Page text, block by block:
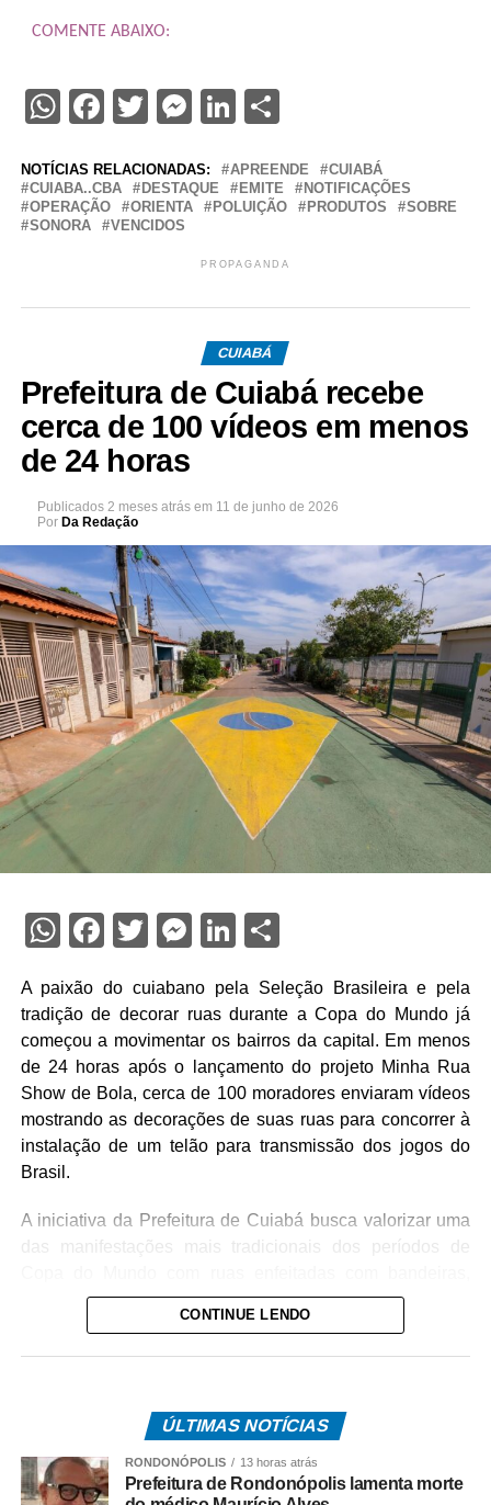
COMENTE ABAIXO:
WhatsApp
Facebook
TwitterMessenger
LinkedIn
NOTÍCIAS RELACIONADAS: APREENDE
CUIABÁ
CUIABA..CBA
DESTAQUE EMITE
NOTIFICAÇÕES
OPERAÇÃO
ORIENTA POLUIÇÃO PRODUTOS
SOBRE
SONORA
VENCIDOS
PROPAGANDA
CUIABÁ
Prefeitura de Cuiabá recebe
cerca de 100 vídeos em menos
de 24 horas
Publicados 2 meses atrás em 11 de junho de 2026
Por Da Redação
WhatsApp
Facebook
Twitter
Messenger
LinkedIn
Share
A paixão do cuiabano pela Seleção Brasileira e pela
tradição de decorar ruas durante a Copa do Mundo já
começou a movimentar os bairros da capital. Em menos
de 24 horas após o lançamento do projeto Minha Rua
Show de Bola, cerca de 100 moradores enviaram vídeos
mostrando as decorações de suas ruas para concorrer à
instalação de um telão para transmissão dos jogos do
Brasil.
A iniciativa da Prefeitura de Cuiabá busca valorizar uma
das manifestações mais tradicionais dos períodos de
pinturas e adereços nas cores verde e amarela. Além
disso, o projeto incentiva a integração entre vizinhos e
fortalece o espírito comunitário nos bairros da capital.
nessa quarta-feira. Na oportunidade, o prefeito convidou
a população a participar enviando vídeos das decorações
por meio do perfil oficial da Prefeitura de Cuiabá no
CONTINUE LENDO
ÚLTIMAS NOTÍCIAS
RONDONÓPOLIS 13 horas atrás
Prefeitura de Rondonópolis lamenta morte